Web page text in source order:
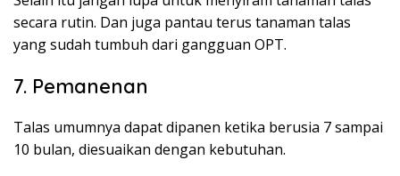
secara rutin. Dan juga pantau terus tanaman talas
yang sudah tumbuh dari gangguan OPT.
7. Pemanenan
Talas umumnya dapat dipanen ketika berusia 7 sampai
10 bulan, diesuaikan dengan kebutuhan.